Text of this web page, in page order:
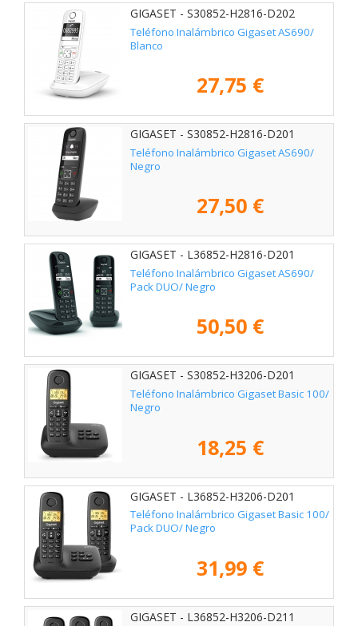
GIGASET - S30852-H2816-D202
Teléfono Inalámbrico Gigaset AS690/
Blanco
27,75 €
GIGASET - S30852-H2816-D201
Teléfono Inalámbrico Gigaset AS690/
Negro
27,50 €
GIGASET - L36852-H2816-D201
Teléfono Inalámbrico Gigaset AS690/
Pack DUO/ Negro
50,50 €
GIGASET - S30852-H3206-D201
Teléfono Inalámbrico Gigaset Basic 100/
Negro
18,25 €
GIGASET - L36852-H3206-D201
Teléfono Inalámbrico Gigaset Basic 100/
Pack DUO/ Negro
31,99 €
GIGASET - L36852-H3206-D211